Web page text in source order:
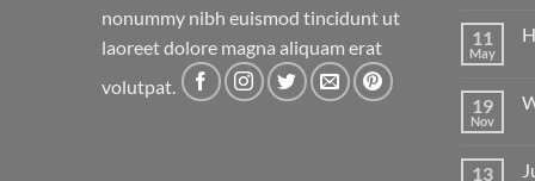
nonummy nibh euismod tincidunt ut
laoreet dolore magna aliquam erat
volutpat.
11
May
19
Nov
13